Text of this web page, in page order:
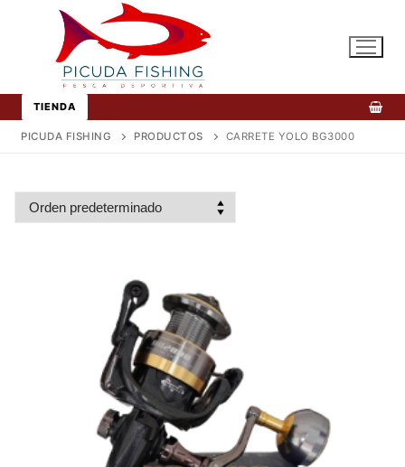
contenido
TIENDA
PICUDA FISHING PRODUCTOS CARRETE YOLO BG3000